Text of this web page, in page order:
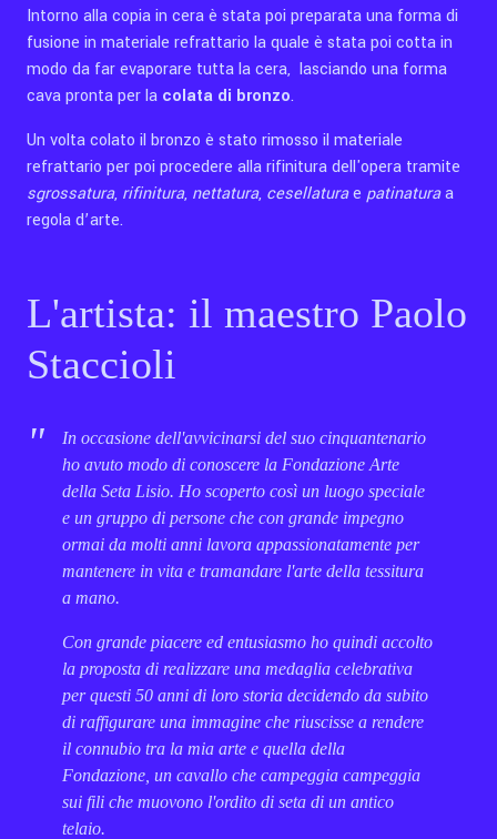
Intorno alla copia in cera è stata poi preparata una forma di
fusione in materiale refrattario la quale è stata poi cotta in
modo da far evaporare tutta la cera, lasciando una forma
cava pronta per la colata di bronzo.
Un volta colato il bronzo è stato rimosso il materiale
refrattario per poi procedere alla rifinitura dell'opera tramite
sgrossatura, rifinitura, nettatura, cesellaturae patinaturaa
regola d’arte.
L'artista: il maestro Paolo
Staccioli
In occasione dell'avvicinarsi del suo cinquantenario
ho avuto modo di conoscere la Fondazione Arte
della Seta Lisio. Ho scoperto così un luogo speciale
e un gruppo di persone che con grande impegno
ormai da molti anni lavora appassionatamente per
mantenere in vita e tramandare l'arte della tessitura
a mano.
Con grande piacere ed entusiasmo ho quindi accolto
la proposta di realizzare una medaglia celebrativa
per questi 50 anni di loro storia decidendo da subito
di raffigurare una immagine che riuscisse a rendere
il connubio tra la mia arte e quella della
Fondazione, un cavallo che campeggia campeggia
sui fili che muovono l'ordito di seta di un antico
telaio.